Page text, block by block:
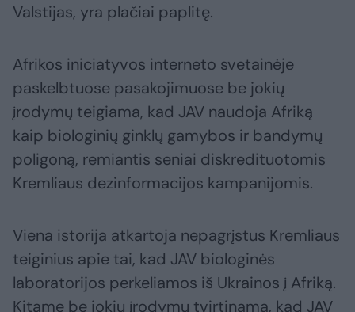
Valstijas, yra plačiai paplitę.
Afrikos iniciatyvos interneto svetainėje
paskelbtuose pasakojimuose be jokių
įrodymų teigiama, kad JAV naudoja Afriką
kaip biologinių ginklų gamybos ir bandymų
poligoną, remiantis seniai diskredituotomis
Kremliaus dezinformacijos kampanijomis.
Viena istorija atkartoja nepagrįstus Kremliaus
teiginius apie tai, kad JAV biologinės
laboratorijos perkeliamos iš Ukrainos į Afriką.
Kitame be jokių įrodymų tvirtinama, kad JAV